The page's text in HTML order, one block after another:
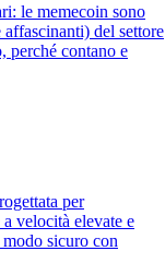
le memecoin sono
del settore
perché contano e
per
velocità elevate e
sicuro con